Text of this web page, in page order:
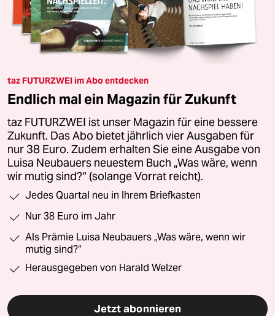
taz FUTURZWEI im Abo entdecken
Endlich mal ein Magazin für Zukunft
taz FUTURZWEI ist unser Magazin für eine bessere
Zukunft. Das Abo bietet jährlich vier Ausgaben für
nur 38 Euro. Zudem erhalten Sie eine Ausgabe von
Luisa Neubauers neuestem Buch „Was wäre, wenn
wir mutig sind?“ (solange Vorrat reicht).
Jedes Quartal neu in Ihrem Briefkasten
Nur 38 Euro im Jahr
Als Prämie Luisa Neubauers „Was wäre, wenn wir
mutig sind?“
Herausgegeben von Harald Welzer
Jetzt abonnieren